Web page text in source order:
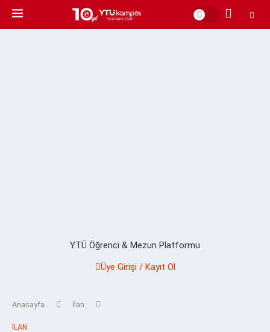
YTÜ Öğrenci & Mezun Platformu
Üye Girişi / Kayıt Ol
Anasayfa İlan
İLAN